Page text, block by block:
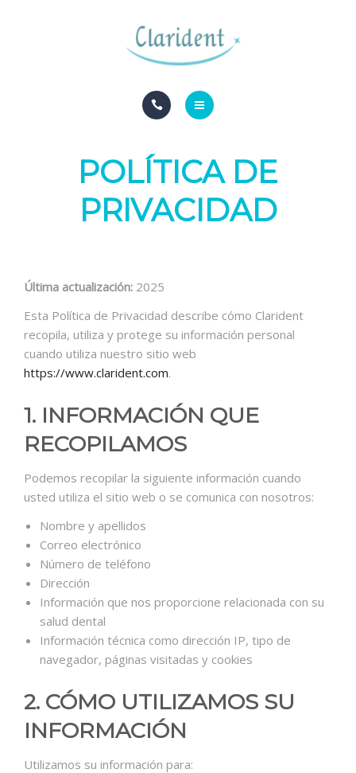
ESPECIALIDADESPOLÍTICA DE
PRIVACIDAD
Última actualización: 2025
Esta Política de Privacidad describe cómo Clarident
recopila, utiliza y protege su información personal
cuando utiliza nuestro sitio web
https://www.clarident.com.
1. INFORMACIÓN QUE
RECOPILAMOS
Podemos recopilar la siguiente información cuando
usted utiliza el sitio web o se comunica con nosotros:
Nombre y apellidos
Correo electrónico
Número de teléfono
Dirección
Información que nos proporcione relacionada con su
salud dental
Información técnica como dirección IP, tipo de
navegador, páginas visitadas y cookies
2. CÓMO UTILIZAMOS SU
INFORMACIÓN
Utilizamos su información para: